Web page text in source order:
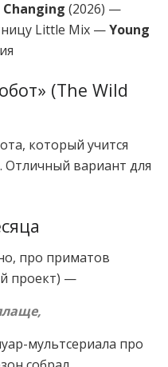
Changing (2026) —
Little Mix —Young
(The Wild
который учится
вариант для
про приматов
проект) —
мультсериала про